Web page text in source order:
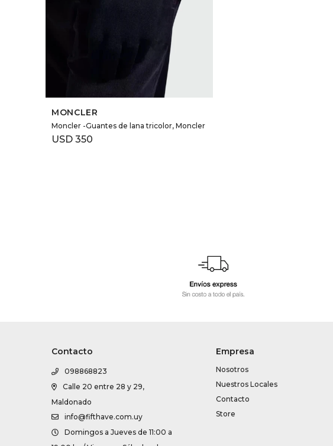
SELECCIONAR TALLE
MONCLER
Moncler -Guantes de lana tricolor, Moncler
USD 350
Contacto
098868823
Calle 20 entre 28 y 29,
Maldonado
info@fifthave.com.uy
Domingos a Jueves de 11:00 a
Empresa
Nosotros
Nuestros Locales
Contacto
Store